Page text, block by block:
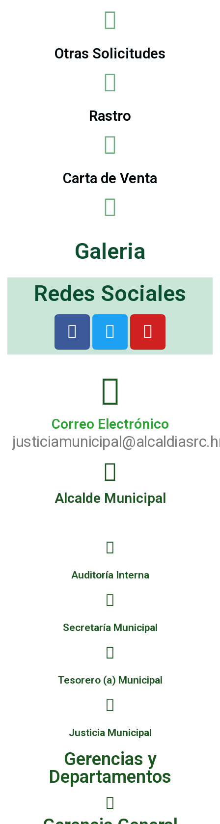
Otras Solicitudes
Rastro
Carta de Venta
Galeria
Redes Sociales
Correo Electrónico
Alcalde Municipal
Auditoría Interna
Secretaría Municipal
Tesorero (a) Municipal
Justicia Municipal
Gerencias y
Departamentos